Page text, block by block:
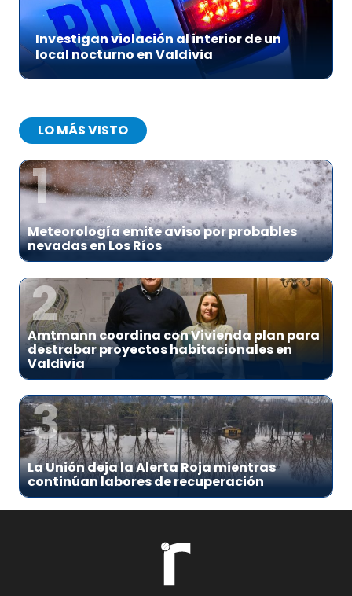
Investigan violación al interior de un
local nocturno en Valdivia
LO MÁS VISTO
1
Meteorología emite aviso por probables
nevadas en Los Ríos
2
Amtmann coordina con Vivienda plan para
destrabar proyectos habitacionales en
Valdivia
3
La Unión deja la Alerta Roja mientras
continúan labores de recuperación